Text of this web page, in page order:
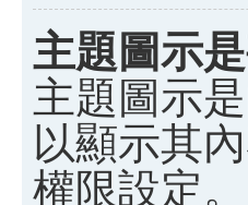
主題圖示
主題圖示
以顯示其
權限設定。